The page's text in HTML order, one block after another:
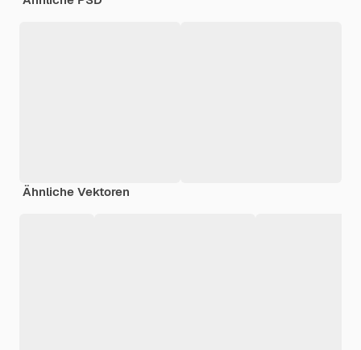
Ähnliche Vektoren